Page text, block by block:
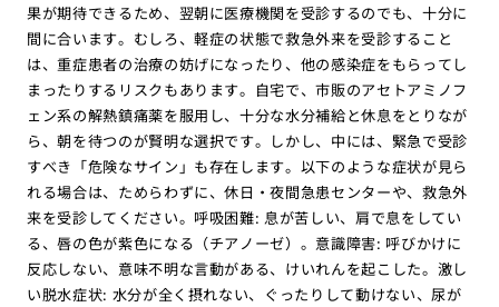
果が期待できるため、翌朝に医療機関を受診するのでも、十分に
間に合います。むしろ、軽症の状態で救急外来を受診すること
は、重症患者の治療の妨げになったり、他の感染症をもらってし
まったりするリスクもあります。自宅で、市販のアセトアミノフ
ェン系の解熱鎮痛薬を服用し、十分な水分補給と休息をとりなが
ら、朝を待つのが賢明な選択です。しかし、中には、緊急で受診
すべき「危険なサイン」も存在します。以下のような症状が見ら
れる場合は、ためらわずに、休日・夜間急患センターや、救急外
来を受診してください。呼吸困難: 息が苦しい、肩で息をしてい
る、唇の色が紫色になる（チアノーゼ）。意識障害: 呼びかけに
反応しない、意味不明な言動がある、けいれんを起こした。激し
い脱水症状: 水分が全く摂れない、ぐったりして動けない、尿が